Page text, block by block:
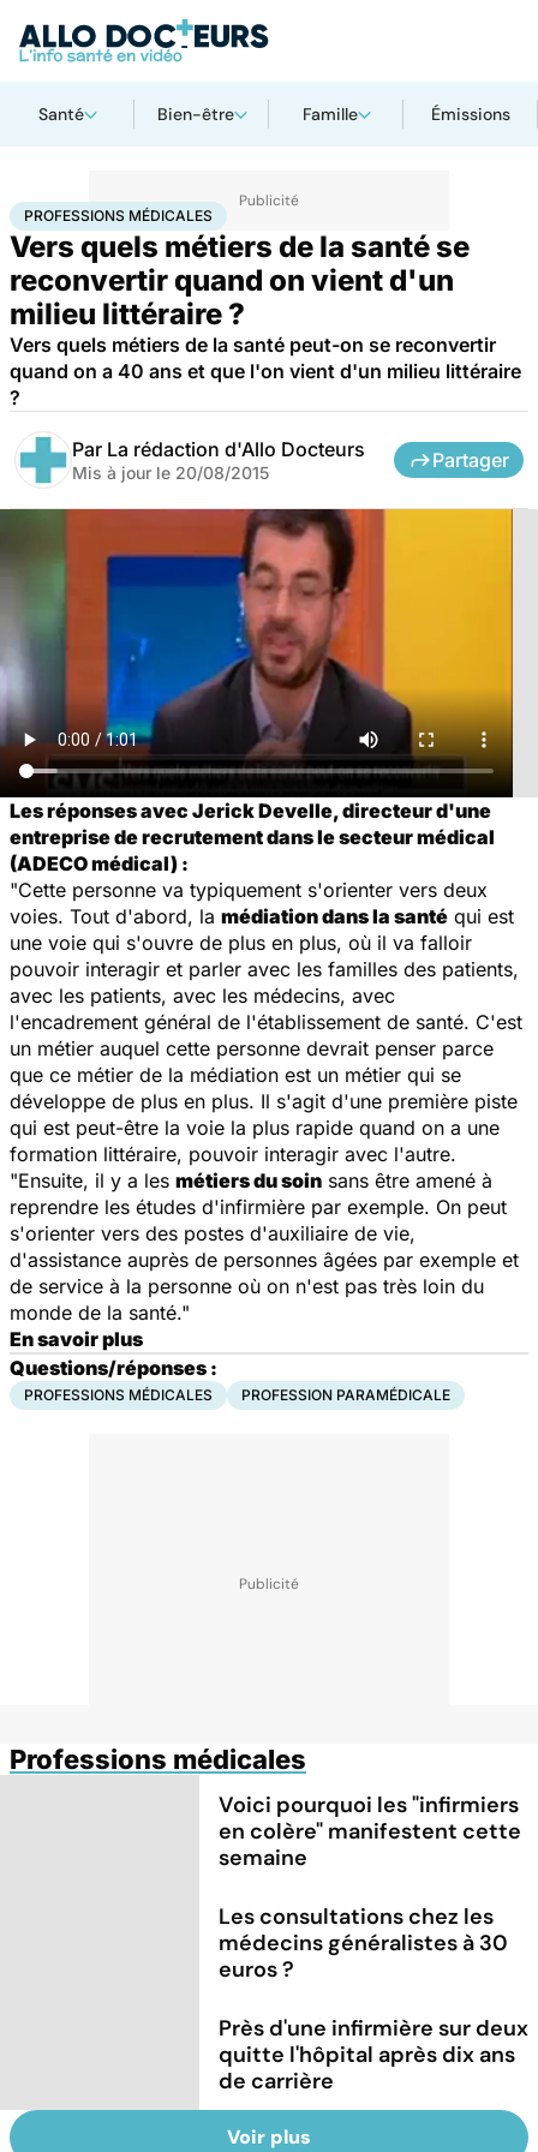
Santé Bien-être Famille Émissions
AccueilSantéProfessions médicales
PROFESSIONS MÉDICALES
Vers quels métiers de la santé se
reconvertir quand on vient d'un
milieu littéraire ?
Vers quels métiers de la santé peut-on se reconvertir
quand on a 40 ans et que l'on vient d'un milieu littéraire
?
Par La rédaction d'Allo Docteurs
Mis à jour le 20/08/2015
Partager
Les réponses avec Jerick Develle, directeur d'une
entreprise de recrutement dans le secteur médical
(ADECO médical) :
"Cette personne va typiquement s'orienter vers deux
voies. Tout d'abord, la médiation dans la santé qui est
une voie qui s'ouvre de plus en plus, où il va falloir
pouvoir interagir et parler avec les familles des patients,
avec les patients, avec les médecins, avec
l'encadrement général de l'établissement de santé. C'est
un métier auquel cette personne devrait penser parce
que ce métier de la médiation est un métier qui se
développe de plus en plus. Il s'agit d'une première piste
qui est peut-être la voie la plus rapide quand on a une
formation littéraire, pouvoir interagir avec l'autre.
"Ensuite, il y a les métiers du soin sans être amené à
reprendre les études d'infirmière par exemple. On peut
s'orienter vers des postes d'auxiliaire de vie,
d'assistance auprès de personnes âgées par exemple et
de service à la personne où on n'est pas très loin du
monde de la santé."
En savoir plus
Questions/réponses :
PROFESSIONS MÉDICALES PROFESSION PARAMÉDICALE
Professions médicales
Voici pourquoi les "infirmiers
en colère" manifestent cette
semaine
Les consultations chez les
médecins généralistes à 30
euros ?
Près d'une infirmière sur deux
quitte l'hôpital après dix ans
de carrière
Voir plus